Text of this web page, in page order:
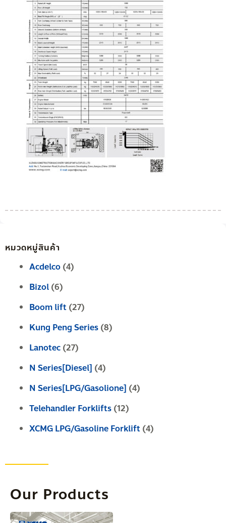
หมวดหมู่สินค้า
Acdelco (4)
Bizol (6)
Boom lift (27)
Kung Peng Series (8)
Lanotec (27)
N Series[Diesel] (4)
N Series[LPG/Gasolione] (4)
Telehandler Forklifts (12)
XCMG LPG/Gasoline Forklift (4)
Our Products